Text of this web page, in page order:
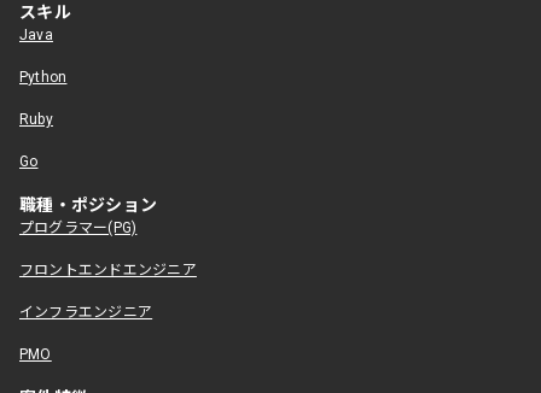
スキル
Java
Python
Ruby
Go
職種・ポジション
プログラマー(PG)
フロントエンドエンジニア
インフラエンジニア
PMO